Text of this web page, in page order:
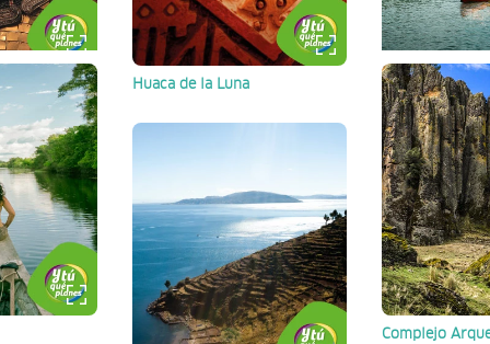
Huaca de la Luna
La Libertad
Santuario
Manglares de
Tumbes
Complejo